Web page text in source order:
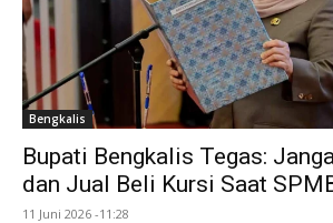
Bengkalis
Bupati Bengkalis Tegas:
dan Jual Beli Kursi Saat
11 Juni 2026 -11:28